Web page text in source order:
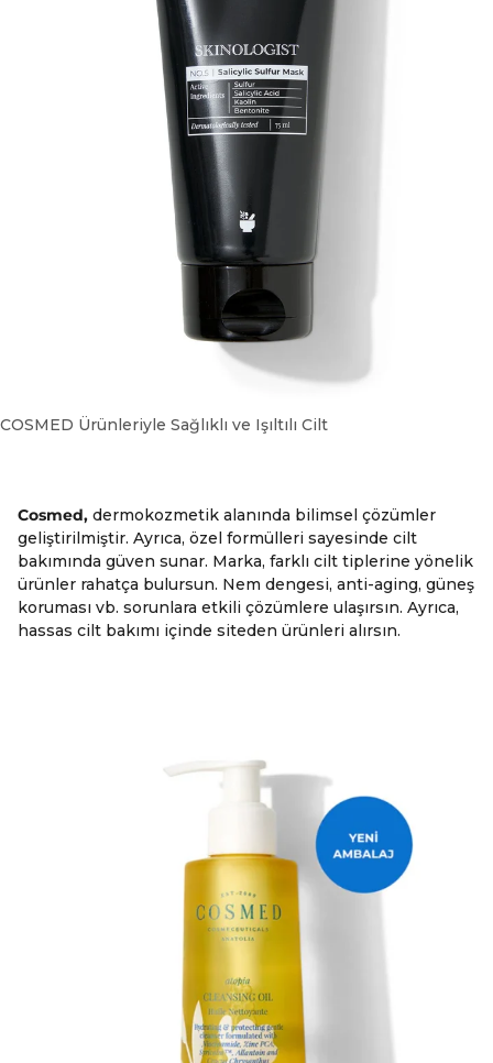
COSMED Ürünleriyle Sağlıklı ve Işıltılı Cilt
Cosmed, dermokozmetik alanında bilimsel çözümler
geliştirilmiştir. Ayrıca, özel formülleri sayesinde cilt
bakımında güven sunar. Marka, farklı cilt tiplerine yönelik
ürünler rahatça bulursun. Nem dengesi, anti-aging, güneş
koruması vb. sorunlara etkili çözümlere ulaşırsın. Ayrıca,
hassas cilt bakımı içinde siteden ürünleri alırsın.